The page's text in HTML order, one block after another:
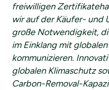
freiwilligen
wir auf der Käufer- und
große Notwendigkeit,
im Einklang mit
kommunizieren.
globalen Klimaschutz
Carbon-Removal-